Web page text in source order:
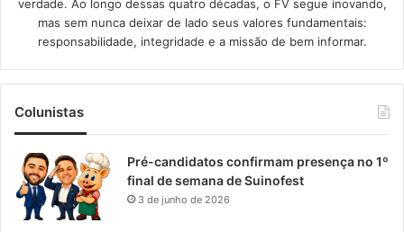
verdade. Ao longo dessas quatro décadas, o FV segue inovando,
mas sem nunca deixar de lado seus valores fundamentais:
responsabilidade, integridade e a missão de bem informar.​
Colunistas
Pré-candidatos confirmam presença no 1º
final de semana de Suinofest
3 de junho de 2026